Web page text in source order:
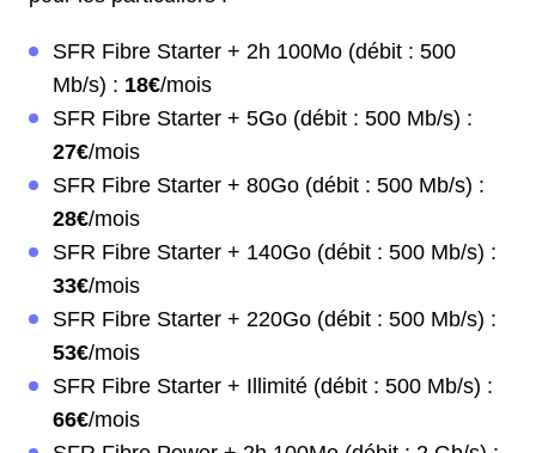
SFR Fibre Starter + 2h 100Mo (débit : 500
Mb/s) : 18€/mois
SFR Fibre Starter + 5Go (débit : 500 Mb/s) :
27€/mois
SFR Fibre Starter + 80Go (débit : 500 Mb/s) :
28€/mois
SFR Fibre Starter + 140Go (débit : 500 Mb/s) :
33€/mois
SFR Fibre Starter + 220Go (débit : 500 Mb/s) :
53€/mois
SFR Fibre Starter + Illimité (débit : 500 Mb/s) :
66€/mois